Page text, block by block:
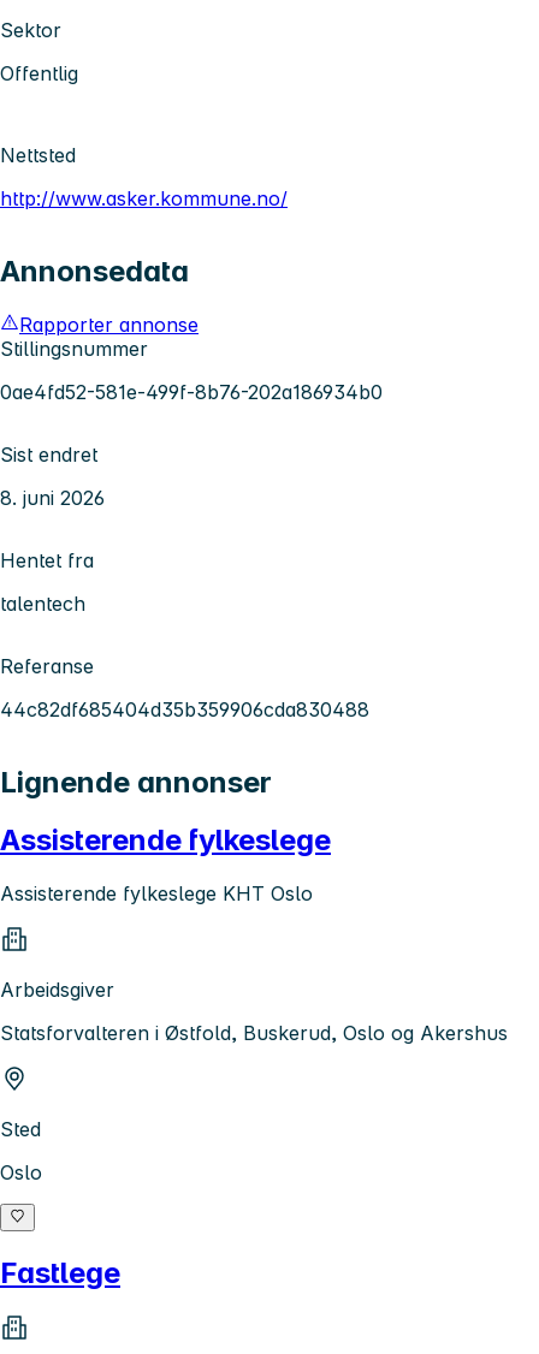
Sektor
Offentlig
Nettsted
http://www.asker.kommune.no/
Annonsedata
Rapporter annonse
Stillingsnummer
0ae4fd52-581e-499f-8b76-202a186934b0
Sist endret
8. juni 2026
Hentet fra
talentech
Referanse
44c82df685404d35b359906cda830488
Lignende annonser
Assisterende fylkeslege
Assisterende fylkeslege KHT Oslo
Arbeidsgiver
Statsforvalteren i Østfold, Buskerud, Oslo og Akershus
Sted
Oslo
Fastlege